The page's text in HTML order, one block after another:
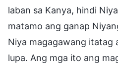
laban sa Kanya, hindi
matamo ang ganap
Niya magagawang itatag
lupa. Ang mga ito ang